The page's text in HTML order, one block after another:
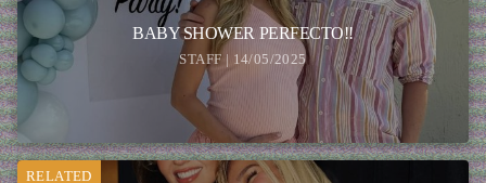
BABY SHOWER PERFECTO!!
STAFF | 14/05/2025
RELATED